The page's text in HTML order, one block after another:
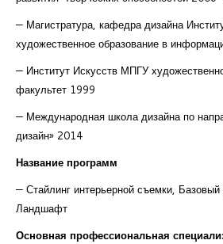
— Магистратура, кафедра дизайна
художественное образование в
— Институт Искусств МПГУ
факультет 1999
— Международная школа дизайна по
дизайн» 2014
Название программ
— Стайлинг интерьерной съемки, Базовый
Ландшафт
Основная профессиональная